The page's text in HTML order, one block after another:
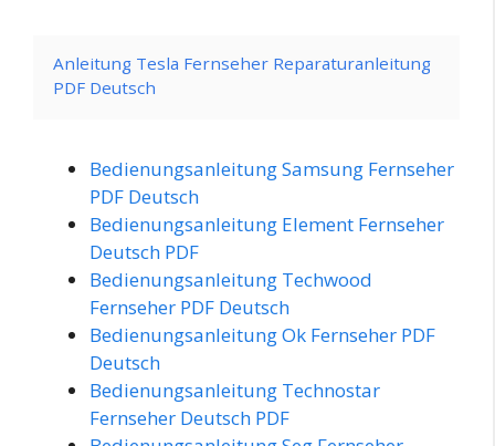
Anleitung Tesla Fernseher Reparaturanleitung
PDF Deutsch
Bedienungsanleitung Samsung Fernseher
PDF Deutsch
Bedienungsanleitung Element Fernseher
Deutsch PDF
Bedienungsanleitung Techwood
Fernseher PDF Deutsch
Bedienungsanleitung Ok Fernseher PDF
Deutsch
Bedienungsanleitung Technostar
Fernseher Deutsch PDF